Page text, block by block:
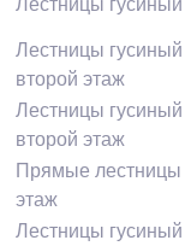
Лестницы
Лестницы
второй этаж
Лестницы
второй этаж
Прямые лестницы
этаж
Лестницы